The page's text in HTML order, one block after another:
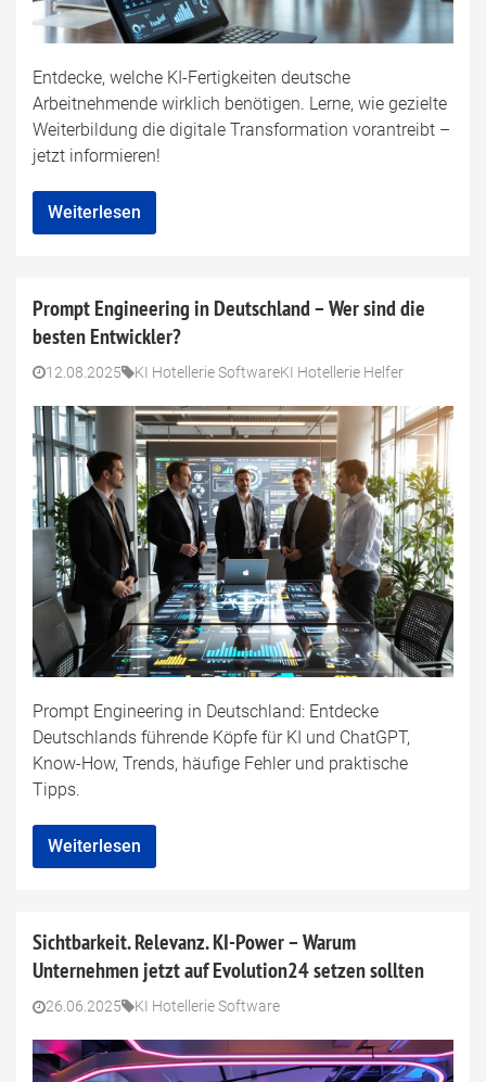
Entdecke, welche KI-Fertigkeiten deutsche
Arbeitnehmende wirklich benötigen. Lerne, wie gezielte
Weiterbildung die digitale Transformation vorantreibt –
jetzt informieren!
Weiterlesen
Prompt Engineering in Deutschland – Wer sind die
besten Entwickler?
12.08.2025 KI Hotellerie SoftwareKI Hotellerie Helfer
Prompt Engineering in Deutschland: Entdecke
Deutschlands führende Köpfe für KI und ChatGPT,
Know-How, Trends, häufige Fehler und praktische
Tipps.
Weiterlesen
Sichtbarkeit. Relevanz. KI-Power – Warum
Unternehmen jetzt auf Evolution24 setzen sollten
26.06.2025 KI Hotellerie Software